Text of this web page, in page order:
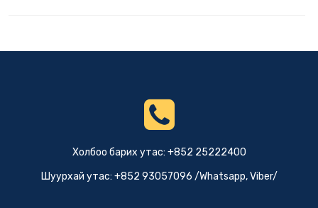
Холбоо барих утас: +852 25222400
Шуурхай утас: +852 93057096 /Whatsapp, Viber/